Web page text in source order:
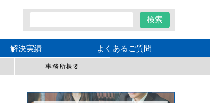
解決実績 よくあるご質問
事務所概要